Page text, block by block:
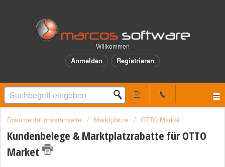
Willkommen
Anmelden Registrieren
Dokumentationsstartseite Marktplätze OTTO Market
Kundenbelege & Marktplatzrabatte für OTTO
Market